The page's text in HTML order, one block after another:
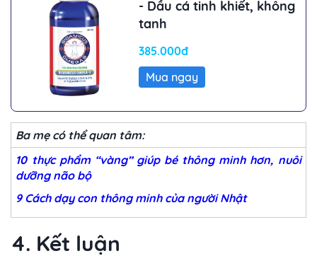
- Dầu cá tinh khiết, không
tanh
385.000đ
Mua ngay
Ba mẹ có thể quan tâm:
10 thực phẩm “vàng” giúp bé thông minh hơn, nuôi
dưỡng não bộ
9 Cách dạy con thông minh của người Nhật
4. Kết luận